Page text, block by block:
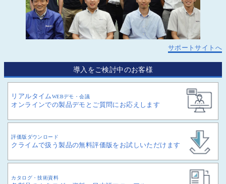
サポートサイトへ
導入をご検討中のお客様
リアルタイムWEBデモ・会議
オンラインでの製品デモとご質問にお応えします
評価版ダウンロード
クライムで扱う製品の無料評価版をお試しいただけます
カタログ・技術資料